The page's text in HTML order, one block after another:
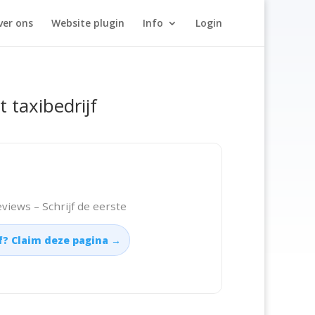
ons Website plugin Info Login
taxibedrijf
– Schrijf de eerste
Claim deze pagina →